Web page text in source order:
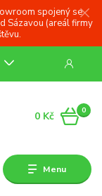
spojený se
Sázavou (areál firmy
Menu
0
0 Kč